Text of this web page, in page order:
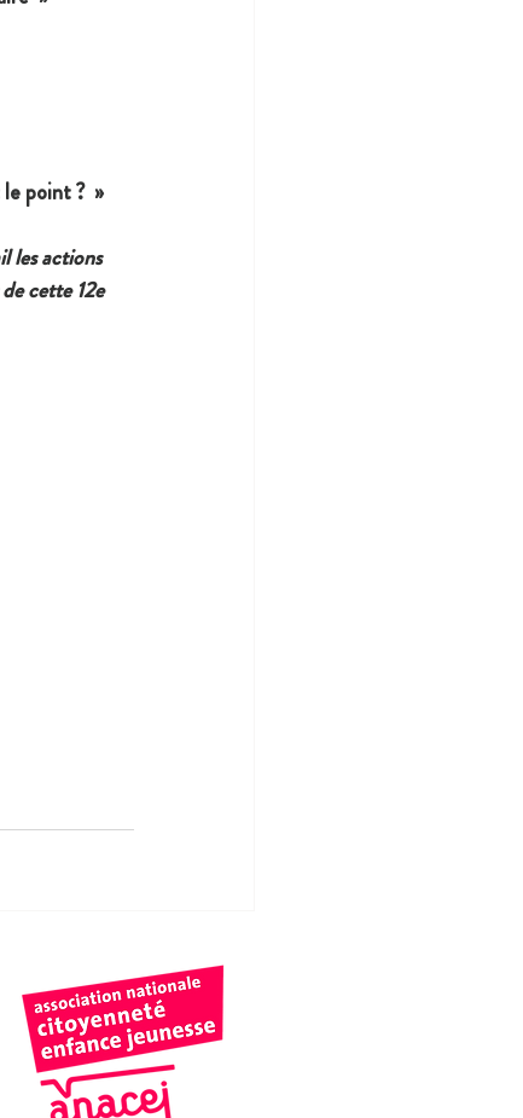
point ?  »
les actions
cette 12e